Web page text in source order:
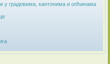
у градовима, кантонима и опћинама